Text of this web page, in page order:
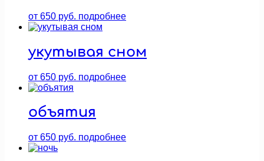
от 650 руб. подробнее
укутывая сном
от 650 руб. подробнее
объятия
от 650 руб. подробнее